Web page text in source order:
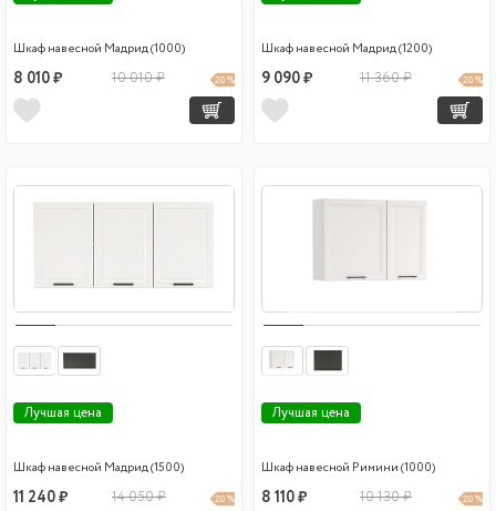
Шкаф навесной Мадрид (1000)
8 010 ₽ 10 010 ₽ 20 %
Шкаф навесной Мадрид (1200)
9 090 ₽ 11 360 ₽ 20 %
Лучшая цена
Шкаф навесной Мадрид (1500)
11 240 ₽ 14 050 ₽ 20 %
Лучшая цена
Шкаф навесной Римини (1000)
8 110 ₽ 10 130 ₽ 20 %